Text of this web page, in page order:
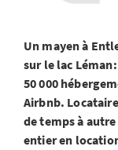
Un mayen à
sur le lac
50 000
Airbnb.
de temps à
entier en